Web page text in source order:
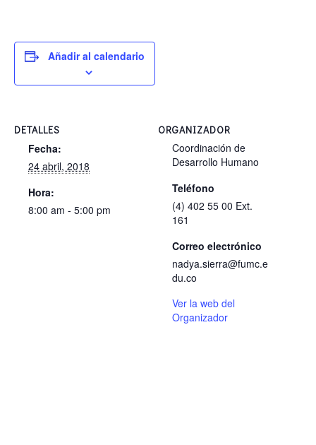
Añadir al calendario
DETALLES
Fecha:
24 abril, 2018
Hora:
8:00 am - 5:00 pm
ORGANIZADOR
Coordinación de
Desarrollo Humano
Teléfono
(4) 402 55 00 Ext.
161
Correo electrónico
nadya.sierra@fumc.e
du.co
Ver la web del
Organizador